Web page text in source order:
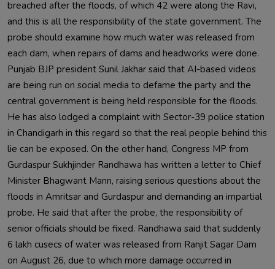
breached after the floods, of which 42 were along the Ravi,
and this is all the responsibility of the state government. The
probe should examine how much water was released from
each dam, when repairs of dams and headworks were done.
Punjab BJP president Sunil Jakhar said that AI-based videos
are being run on social media to defame the party and the
central government is being held responsible for the floods.
He has also lodged a complaint with Sector-39 police station
in Chandigarh in this regard so that the real people behind this
lie can be exposed. On the other hand, Congress MP from
Gurdaspur Sukhjinder Randhawa has written a letter to Chief
Minister Bhagwant Mann, raising serious questions about the
floods in Amritsar and Gurdaspur and demanding an impartial
probe. He said that after the probe, the responsibility of
senior officials should be fixed. Randhawa said that suddenly
6 lakh cusecs of water was released from Ranjit Sagar Dam
on August 26, due to which more damage occurred in